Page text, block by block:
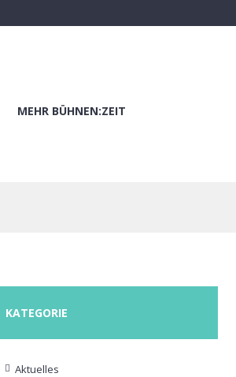
MEHR BÜHNEN:ZEIT
KATEGORIE
Aktuelles